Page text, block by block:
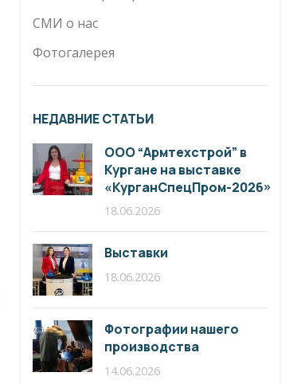
СМИ о нас
Фотогалерея
НЕДАВНИЕ СТАТЬИ
ООО “Армтехстрой” в
Кургане на выставке
«КурганСпецПром-2026»
18.06.2026
Выставки
18.06.2026
Фотографии нашего
производства
14.06.2026